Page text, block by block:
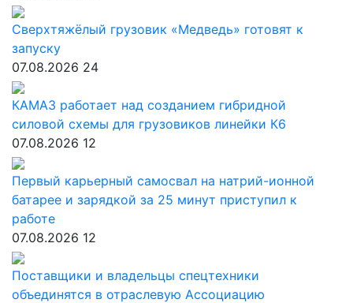
Сверхтяжёлый грузовик «Медведь» готовят к
запуску
07.08.2026 24
КАМАЗ работает над созданием гибридной
силовой схемы для грузовиков линейки К6
07.08.2026 12
Первый карьерный самосвал на натрий-ионной
батарее и зарядкой за 25 минут приступил к
работе
07.08.2026 12
Поставщики и владельцы спецтехники
объединятся в отраслевую Ассоциацию